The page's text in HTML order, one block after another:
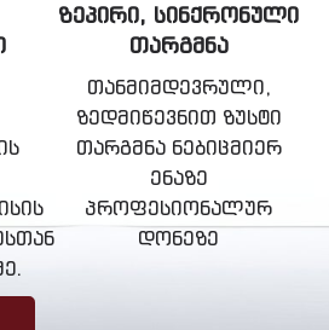
ᲖᲔᲞᲘᲠᲘ, ᲡᲘᲜᲥᲠᲝᲜᲣᲚᲘ
ᲗᲐᲠᲒᲛᲜᲐ
თანმიმდევრული,
ზედმიწევნით ზუსტი
თარგმნა ნებიცმიერ
ენაზე
პროფესიონალურ
დონეზე